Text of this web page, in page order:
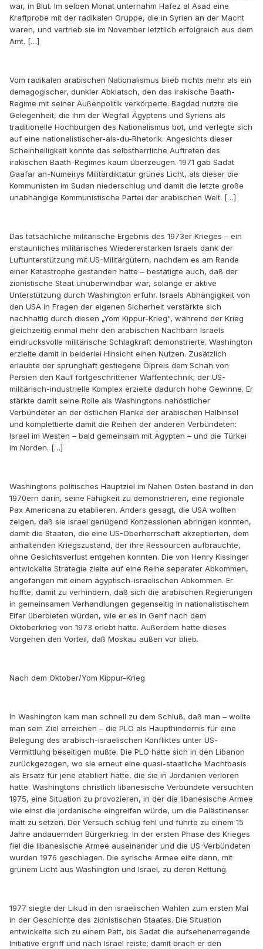
war, in Blut. Im selben Monat unternahm Hafez al Asad eine
Kraftprobe mit der radikalen Gruppe, die in Syrien an der Macht
waren, und vertrieb sie im November letztlich erfolgreich aus dem
Amt. […]
Vom radikalen arabischen Nationalismus blieb nichts mehr als ein
demagogischer, dunkler Abklatsch, den das irakische Baath-
Regime mit seiner Außenpolitik verkörperte. Bagdad nutzte die
Gelegenheit, die ihm der Wegfall Ägyptens und Syriens als
traditionelle Hochburgen des Nationalismus bot, und verlegte sich
auf eine nationalistischer-als-du-Rhetorik. Angesichts dieser
Scheinheiligkeit konnte das selbstherrliche Auftreten des
irakischen Baath-Regimes kaum überzeugen. 1971 gab Sadat
Gaafar an-Numeirys Militärdiktatur grünes Licht, als dieser die
Kommunisten im Sudan niederschlug und damit die letzte große
unabhängige Kommunistische Partei der arabischen Welt. […]
Das tatsächliche militärische Ergebnis des 1973er Krieges – ein
erstaunliches militärisches Wiedererstarken Israels dank der
Luftunterstützung mit US-Militärgütern, nachdem es am Rande
einer Katastrophe gestanden hatte – bestätigte auch, daß der
zionistische Staat unüberwindbar war, solange er aktive
Unterstützung durch Washington erfuhr. Israels Abhängigkeit von
den USA in Fragen der eigenen Sicherheit verstärkte sich
nachhaltig durch diesen „Yom Kippur-Krieg“, während der Krieg
gleichzeitig einmal mehr den arabischen Nachbarn Israels
eindrucksvolle militärische Schlagkraft demonstrierte. Washington
erzielte damit in beiderlei Hinsicht einen Nutzen. Zusätzlich
erlaubte der sprunghaft gestiegene Ölpreis dem Schah von
Persien den Kauf fortgeschrittener Waffentechnik; der US-
militärisch-industrielle Komplex erzielte dadurch hohe Gewinne. Er
stärkte damit seine Rolle als Washingtons nahöstlicher
Verbündeter an der östlichen Flanke der arabischen Halbinsel
und komplettierte damit die Reihen der anderen Verbündeten:
Israel im Westen – bald gemeinsam mit Ägypten – und die Türkei
im Norden. […]
Washingtons politisches Hauptziel im Nahen Osten bestand in den
1970ern darin, seine Fähigkeit zu demonstrieren, eine regionale
Pax Americana zu etablieren. Anders gesagt, die USA wollten
zeigen, daß sie Israel genügend Konzessionen abringen konnten,
damit die Staaten, die eine US-Oberherrschaft akzeptierten, dem
anhaltenden Kriegszustand, der ihre Ressourcen aufbrauchte,
ohne Gesichtsverlust entgehen konnten. Die von Henry Kissinger
entwickelte Strategie zielte auf eine Reihe separater Abkommen,
angefangen mit einem ägyptisch-israelischen Abkommen. Er
hoffte, damit zu verhindern, daß sich die arabischen Regierungen
in gemeinsamen Verhandlungen gegenseitig in nationalistischem
Eifer überbieten würden, wie er es in Genf nach dem
Oktoberkrieg von 1973 erlebt hatte. Außerdem hatte dieses
Vorgehen den Vorteil, daß Moskau außen vor blieb.
Nach dem Oktober/Yom Kippur-Krieg
In Washington kam man schnell zu dem Schluß, daß man – wollte
man sein Ziel erreichen – die PLO als Haupthindernis für eine
Belegung des arabisch-israelischen Konfliktes unter US-
Vermittlung beseitigen mußte. Die PLO hatte sich in den Libanon
zurückgezogen, wo sie erneut eine quasi-staatliche Machtbasis
als Ersatz für jene etabliert hatte, die sie in Jordanien verloren
hatte. Washingtons christlich libanesische Verbündete versuchten
1975, eine Situation zu provozieren, in der die libanesische Armee
wie einst die jordanische eingreifen würde, um die Palästinenser
matt zu setzen. Der Versuch schlug fehl und führte zu einem 15
Jahre andauernden Bürgerkrieg. In der ersten Phase des Krieges
fiel die libanesische Armee auseinander und die US-Verbündeten
wurden 1976 geschlagen. Die syrische Armee eilte dann, mit
grünem Licht aus Washington und Israel, zu deren Rettung.
1977 siegte der Likud in den israelischen Wahlen zum ersten Mal
in der Geschichte des zionistischen Staates. Die Situation
entwickelte sich zu einem Patt, bis Sadat die aufsehenerregende
Initiative ergriff und nach Israel reiste; damit brach er den